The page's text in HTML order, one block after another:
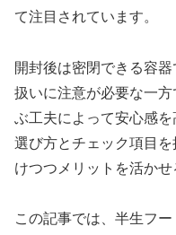
て注目されています。
開封後は密閉できる容
扱いに注意が必要な一
ぶ工夫によって安心感
選び方とチェック項目
けつつメリットを活かせ
この記事では、半生フ